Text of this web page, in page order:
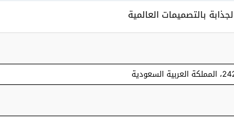
بالتصميمات العالمية